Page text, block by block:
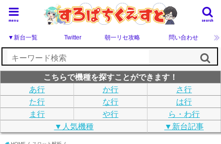
search
menu
▼新台一覧 Twitter 朝一リセ攻略 問い合わせ
こちらで機種を探すことができます！
あ行
か行
さ行
た行
な行
は行
ま行
や行
ら・わ行
▼人気機種
▼新台記事